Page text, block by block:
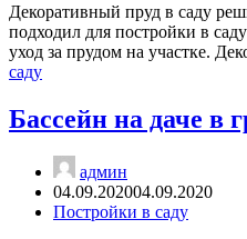
Декоративный пруд в саду
подходил для постройки в
уход за прудом на участке.
саду
Бассейн на даче в
админ
04.09.202004.09.2020
Постройки в саду